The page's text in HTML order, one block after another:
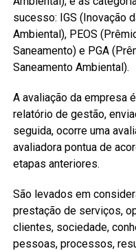
sucesso: IGS (Inovação
Ambiental), PEOS
Saneamento) e PGA
Saneamento Ambiental).
A avaliação da empresa
relatório de gestão,
seguida, ocorre uma
avaliadora pontua de
etapas anteriores.
São levados em
prestação de serviços,
clientes, sociedade,
pessoas, processos,